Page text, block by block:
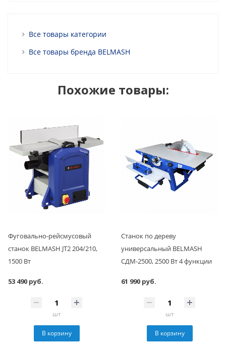
Все товары категории
Все товары бренда BELMASH
Похожие товары:
Фуговально-рейсмусовый
станок BELMASH JT2 204/210,
1500 Вт
53 490 руб.
шт
В корзину
Станок по дереву
универсальный BELMASH
СДМ-2500, 2500 Вт 4 функции
61 990 руб.
шт
В корзину